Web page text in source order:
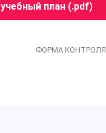
учебный план (.pdf)
ФОРМА КОНТРОЛЯ